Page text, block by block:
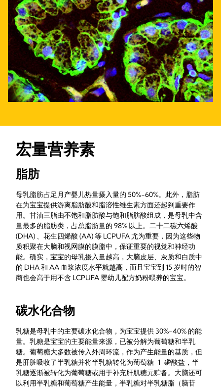
宏量营养素
脂肪
母乳脂肪占足月产婴儿热量摄入量的 50%-60%。此外，脂肪
在为宝宝提供游离脂肪酸和脂溶性维生素方面还起到重要作
用。甘油三脂由不饱和脂肪酸与饱和脂肪酸组成，是母乳中含
量最多的脂肪类，占总脂肪量的 98% 以上。二十二碳六烯酸
(DHA) 、花生四烯酸 (AA) 等 LCPUFA 尤为重要，因为这些物
质积聚在大脑和视网膜的膜脂中，保证重要的视觉和神经功
能。确实，宝宝的母乳摄入量越高，大脑皮层、灰质和白质中
的 DHA 和 AA 血浆浓度水平就越高，而且宝宝到 15 岁时的智
商也会高于用不含 LCPUFA 婴幼儿配方奶粉喂养的宝宝。
碳水化合物
乳糖是母乳中的主要碳水化合物，为宝宝提供 30%-40% 的能
量。乳糖是宝宝的主要能量来源，已被分解为葡萄糖和半乳
糖。葡萄糖大多数被传入外周环流，作为产生能量的基质，但
是肝脏吸收了半乳糖并将半乳糖转化为葡萄糖-1-磷酸盐，半
乳糖逐渐被转化为葡萄糖或用于补充肝肌糖元贮备。大脑还可
以利用半乳糖和葡萄糖产生能量，半乳糖对半乳糖脂（脑苷